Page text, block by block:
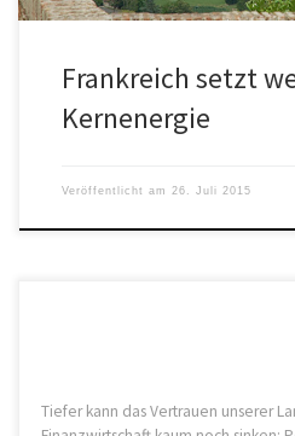
Frankreich setzt
Kernenergie
Veröffentlicht am 26. Juli 2015
Tiefer kann das Vertrauen unserer